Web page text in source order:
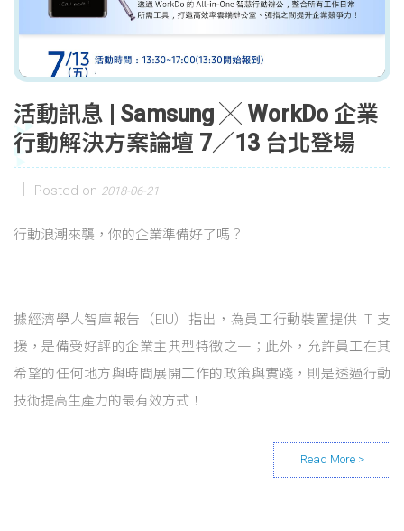
活動訊息 | Samsung ╳ WorkDo 企業
行動解決方案論壇 7／13 台北登場
Posted on 2018-06-21
行動浪潮來襲，你的企業準備好了嗎？
據經濟學人智庫報告（EIU）指出，為員工行動裝置提供 IT 支
援，是備受好評的企業主典型特徵之一；此外，允許員工在其
希望的任何地方與時間展開工作的政策與實踐，則是透過行動
技術提高生產力的最有效方式！